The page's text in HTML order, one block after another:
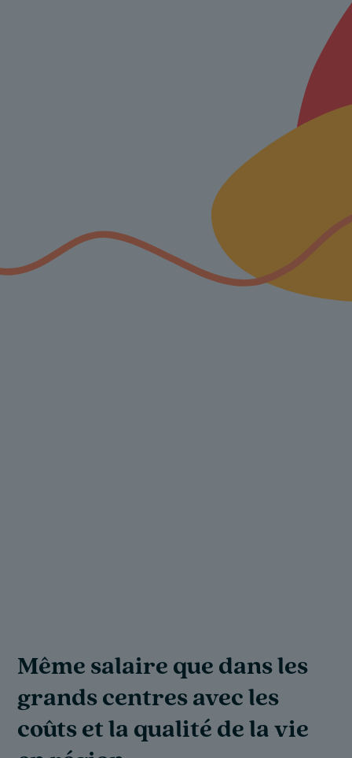
Prise de rendez-vous
simple et rapide en ligne!
On a de la dispo en physio à
Trois-Rivières!
Même salaire que dans les
grands centres avec les
coûts et la qualité de la vie
Zio à la maison
Reprenez votre élan!